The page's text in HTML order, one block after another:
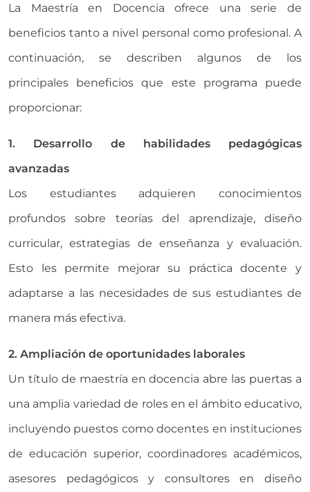
La Maestría en Docencia ofrece una serie de
beneficios tanto a nivel personal como profesional. A
continuación, se describen algunos de los
principales beneficios que este programa puede
proporcionar:
1. Desarrollo de habilidades pedagógicas
avanzadas
Los estudiantes adquieren conocimientos
profundos sobre teorías del aprendizaje, diseño
curricular, estrategias de enseñanza y evaluación.
Esto les permite mejorar su práctica docente y
adaptarse a las necesidades de sus estudiantes de
manera más efectiva.
2. Ampliación de oportunidades laborales
Un título de maestría en docencia abre las puertas a
una amplia variedad de roles en el ámbito educativo,
incluyendo puestos como docentes en instituciones
de educación superior, coordinadores académicos,
asesores pedagógicos y consultores en diseño